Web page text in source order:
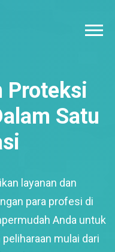
Proteksi
Satu
layanan dan
para profesi di
Anda untuk
mulai dari